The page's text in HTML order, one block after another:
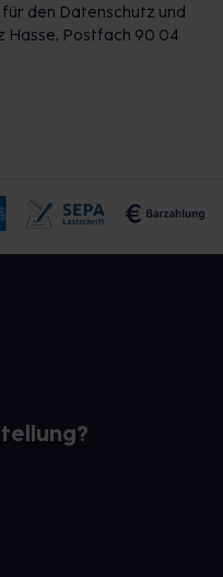
den Datenschutz und
Hasse, Postfach 90 04